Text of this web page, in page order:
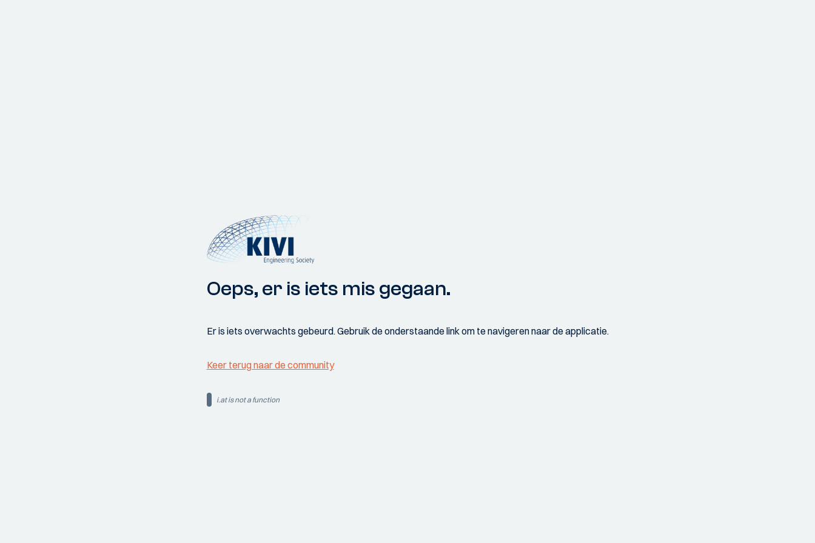
Oeps, er is iets mis gegaan.
Er is iets overwachts gebeurd. Gebruik de onderstaande link om te navigeren naar de applicatie.
Keer terug naar de community
i.at is not a function